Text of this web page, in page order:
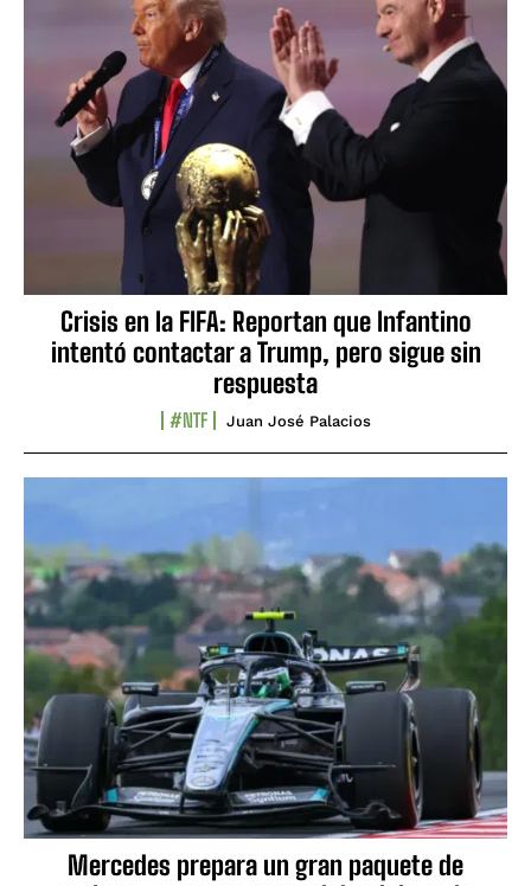
Crisis en la FIFA: Reportan que Infantino
intentó contactar a Trump, pero sigue sin
respuesta
#NTF Juan José Palacios
Mercedes prepara un gran paquete de